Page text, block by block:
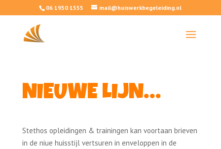
06 1950 1555 mail@huiswerkbegeleiding.nl
NIEUWE LIJN…
Stethos opleidingen & trainingen kan voortaan brieven
in de niue huisstijl vertsuren in enveloppen in de